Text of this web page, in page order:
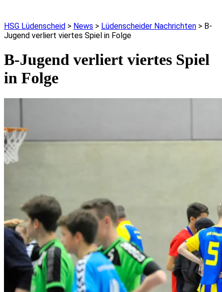
HSG Lüdenscheid > News > Lüdenscheider Nachrichten > B-
Jugend verliert viertes Spiel in Folge
B-Jugend verliert viertes Spiel
in Folge